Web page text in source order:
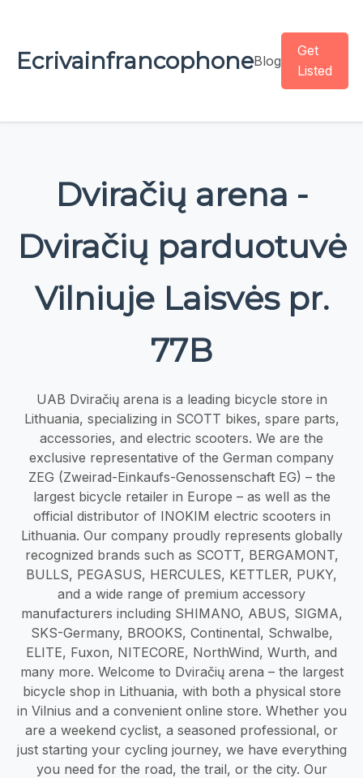
EcrivainfrancophoneBlog
Get
Listed
Dviračių arena -
Dviračių parduotuvė
Vilniuje Laisvės pr.
77B
UAB Dviračių arena is a leading bicycle store in
Lithuania, specializing in SCOTT bikes, spare parts,
accessories, and electric scooters. We are the
exclusive representative of the German company
ZEG (Zweirad-Einkaufs-Genossenschaft EG) – the
largest bicycle retailer in Europe – as well as the
official distributor of INOKIM electric scooters in
Lithuania. Our company proudly represents globally
recognized brands such as SCOTT, BERGAMONT,
BULLS, PEGASUS, HERCULES, KETTLER, PUKY,
and a wide range of premium accessory
manufacturers including SHIMANO, ABUS, SIGMA,
SKS-Germany, BROOKS, Continental, Schwalbe,
ELITE, Fuxon, NITECORE, NorthWind, Wurth, and
many more. Welcome to Dviračių arena – the largest
bicycle shop in Lithuania, with both a physical store
in Vilnius and a convenient online store. Whether you
are a weekend cyclist, a seasoned professional, or
just starting your cycling journey, we have everything
you need for the road, the trail, or the city. Our